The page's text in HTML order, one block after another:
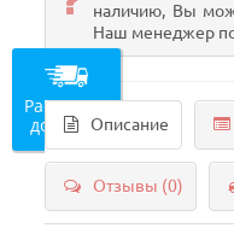
наличию, Вы
Наш менеджер
Описание
Отзывы (0)
Рассчитать
доставку